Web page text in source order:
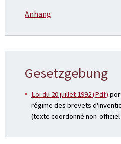
Anhang
Gesetzgebung
Loi du 20 juillet 1992 (Pdf)
régime des brevets
(texte coordonné non-officiel